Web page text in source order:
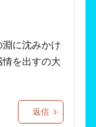
に沈みかけ
を出すの大
返信